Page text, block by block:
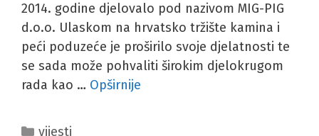
2014. godine djelovalo pod nazivom MIG-PIG
d.o.o. Ulaskom na hrvatsko tržište kamina i
peći poduzeće je proširilo svoje djelatnosti te
se sada može pohvaliti širokim djelokrugom
rada kao … Opširnije
Kategorije
vijesti